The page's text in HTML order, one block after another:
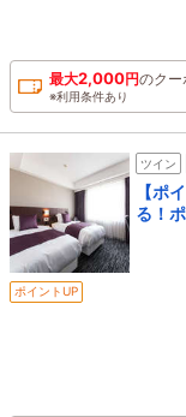
最大2,000円のク
※利用条件あり
ツイン
【ポ
る！
ポイントUP